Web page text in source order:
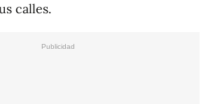
calles.